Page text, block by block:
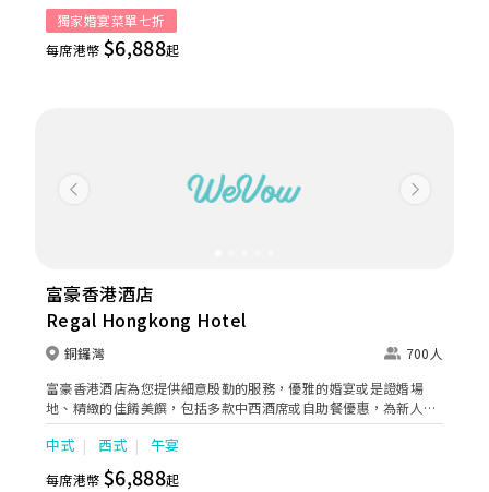
內透過落地玻璃幕牆盡看大自然叢林造景，採光度極高，讓自然光
漸漸灑進，加上室內典雅花卉設計，並以柔和精緻燈飾及花紋地氈
作點綴，打造綠意盎然的森系田園氣息。
獨家婚宴菜單七折
每席港幣 $6,888起
Previous Next
富豪香港酒店
Regal Hongkong Hotel
銅鑼灣
700人
富豪香港酒店為您提供細意殷勤的服務，優雅的婚宴或是證婚場
地、精緻的佳餚美饌，包括多款中西酒席或自助餐優惠，為新人提
供度身訂造的婚宴套餐將一切婚禮細節瑣事交給我們處理，由攝
影、花飾、婚紗到宴會餐單，一應俱全，確保您的婚宴格外溫馨難
中式 西式 午宴
每席港幣 $6,888起